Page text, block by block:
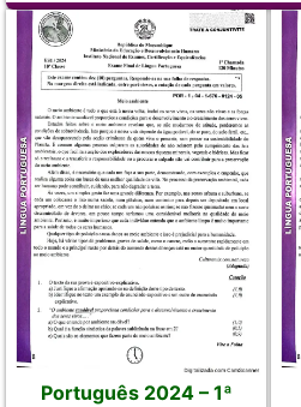
Português 2024 – 1ª